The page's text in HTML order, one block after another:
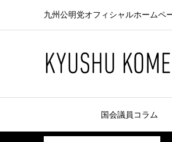
九州公明党オフィシャルホームペ
国会議員コラム